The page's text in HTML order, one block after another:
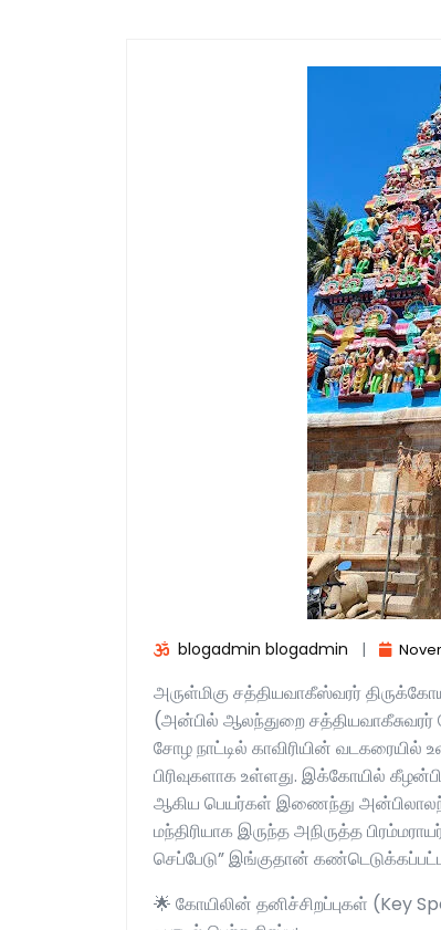
blogadmin blogadmin |
அருள்மிகு சத்தியவாகீஸ்வரர்
(அன்பில் ஆலந்துறை
சோழ நாட்டில் காவிரியின்
பிரிவுகளாக உள்ளது. இக்கோயில்
ஆகிய பெயர்கள் இணைந்து
மந்திரியாக இருந்த அநிருத்த
செப்பேடு” இங்குதான்
🌟 கோயிலின் தனிச்சிறப்புகள் (Key